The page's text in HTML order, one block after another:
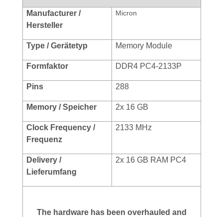
Manufacturer /
Hersteller
Micron
Type / Gerätetyp Memory Module
Formfaktor DDR4 PC4-2133P
Pins 288
Memory / Speicher 2x 16 GB
Clock Frequency /
Frequenz
2133 MHz
Delivery /
Lieferumfang
2x 16 GB RAM PC4
The hardware has been overhauled and